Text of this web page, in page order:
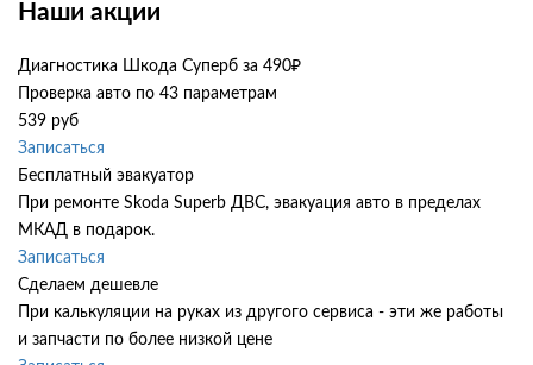
Наши акции
Диагностика Шкода Суперб за 490₽
Проверка авто по 43 параметрам
539 руб
Записаться
Бесплатный эвакуатор
При ремонте Skoda Superb ДВС, эвакуация авто в пределах
МКАД в подарок.
Записаться
Сделаем дешевле
При калькуляции на руках из другого сервиса - эти же работы
и запчасти по более низкой цене